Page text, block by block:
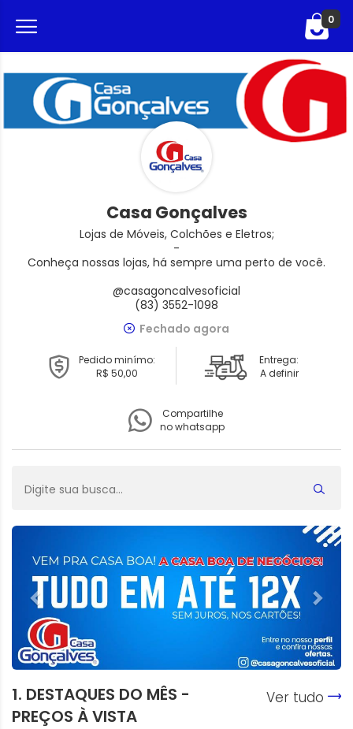
0
Casa Gonçalves
Lojas de Móveis, Colchões e Eletros;
-
Conheça nossas lojas, há sempre uma perto de você.
@casagoncalvesoficial
(83) 3552-1098
Fechado agora
Pedido minímo:
R$ 50,00
Entrega:
A definir
Compartilhe
no whatsapp
1. DESTAQUES DO MÊS -
PREÇOS À VISTA
Ver tudo